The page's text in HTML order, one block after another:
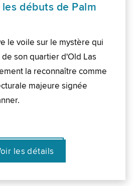
débuts de Palm
le voile sur le mystère qui
son quartier d'Old Las
la reconnaître comme
majeure signée
les détails